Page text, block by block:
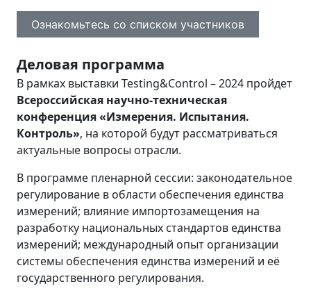
Ознакомьтесь со списком участников
Деловая программа
В рамках выставки Testing&Control – 2024 пройдет
Всероссийская научно-техническая
конференция «Измерения. Испытания.
Контроль», на которой будут рассматриваться
актуальные вопросы отрасли.
В программе пленарной сессии: законодательное
регулирование в области обеспечения единства
измерений; влияние импортозамещения на
разработку национальных стандартов единства
измерений; международный опыт организации
системы обеспечения единства измерений и её
государственного регулирования.